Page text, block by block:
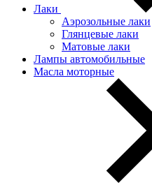
Лаки
Аэрозольные лаки
Глянцевые лаки
Матовые лаки
Лампы автомобильные
Масла моторные